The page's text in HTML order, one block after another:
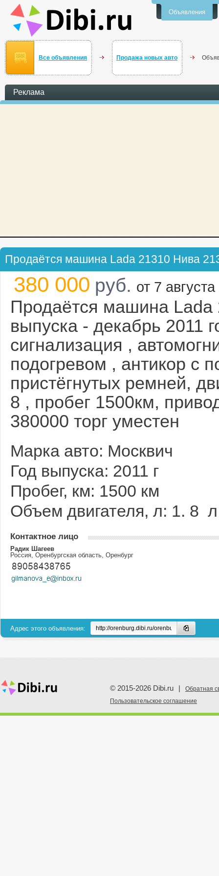
Объявления
Все объявления Продажа новых авто
Реклама
Продаётся машина Lada 21310 Нива
серебристая.
380 000 руб. от 7
Продаётся машина Lada
выпуска - декабрь 2011
сигнализация ,
подогревом , антикор с
пристёгнутых ремней,
8 , пробег 1500км,
380000 торг уместен
Марка авто: Москвич
Год выпуска: 2011 г
Пробег, км: 1500 км
Объем двигателя, л: 1. 8 л
Контактное лицо
Радик Шагеев
Россия, Оренбургская область, Оренбург
Адрес этого объявления:
© 2015-2026 Dibi.ru
Обратная
Пoльзовательское соглашение